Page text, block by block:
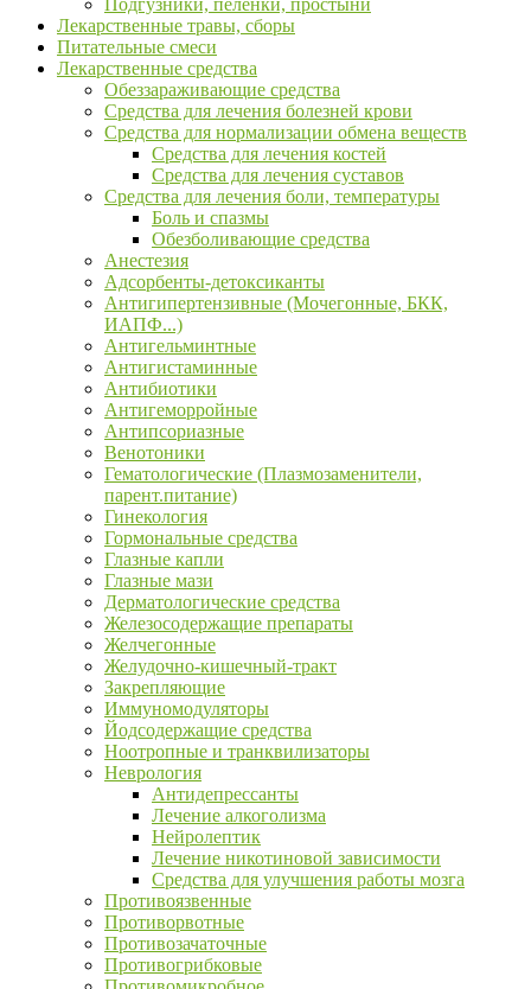
Подгузники, пеленки, простыни
Лекарственные травы, сборы
Питательные смеси
Лекарственные средства
Обеззараживающие средства
Средства для лечения болезней крови
Средства для нормализации обмена веществ
Средства для лечения костей
Средства для лечения суставов
Средства для лечения боли, температуры
Боль и спазмы
Обезболивающие средства
Анестезия
Адсорбенты-детоксиканты
Антигипертензивные (Мочегонные, БКК,
ИАПФ...)
Антигельминтные
Антигистаминные
Антибиотики
Антигеморройные
Антипсориазные
Венотоники
Гематологические (Плазмозаменители,
парент.питание)
Гинекология
Гормональные средства
Глазные капли
Глазные мази
Дерматологические средства
Железосодержащие препараты
Желчегонные
Желудочно-кишечный-тракт
Закрепляющие
Иммуномодуляторы
Йодсодержащие средства
Ноотропные и транквилизаторы
Неврология
Антидепрессанты
Лечение алкоголизма
Нейролептик
Лечение никотиновой зависимости
Средства для улучшения работы мозга
Противоязвенные
Противорвотные
Противозачаточные
Противогрибковые